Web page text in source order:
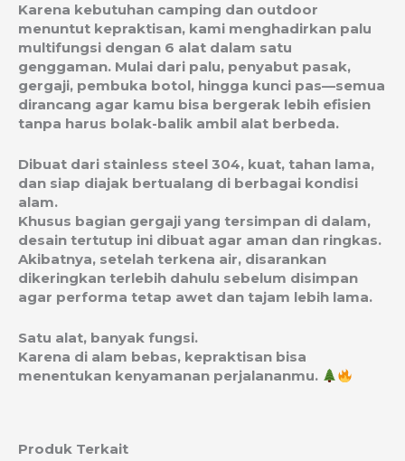
Karena kebutuhan camping dan outdoor
menuntut kepraktisan, kami menghadirkan palu
multifungsi dengan 6 alat dalam satu
genggaman. Mulai dari palu, penyabut pasak,
gergaji, pembuka botol, hingga kunci pas—semua
dirancang agar kamu bisa bergerak lebih efisien
tanpa harus bolak-balik ambil alat berbeda.
Dibuat dari stainless steel 304, kuat, tahan lama,
dan siap diajak bertualang di berbagai kondisi
alam.
Khusus bagian gergaji yang tersimpan di dalam,
desain tertutup ini dibuat agar aman dan ringkas.
Akibatnya, setelah terkena air, disarankan
dikeringkan terlebih dahulu sebelum disimpan
agar performa tetap awet dan tajam lebih lama.
Satu alat, banyak fungsi.
Karena di alam bebas, kepraktisan bisa
menentukan kenyamanan perjalananmu.
Produk Terkait